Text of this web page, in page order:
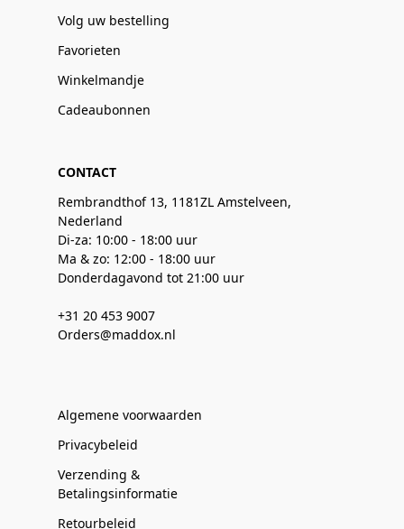
Volg uw bestelling
Favorieten
Winkelmandje
Cadeaubonnen
CONTACT
Rembrandthof 13, 1181ZL Amstelveen,
Nederland
Di-za: 10:00 - 18:00 uur
Ma & zo: 12:00 - 18:00 uur
Donderdagavond tot 21:00 uur
+31 20 453 9007
Orders@maddox.nl
Algemene voorwaarden
Privacybeleid
Verzending &
Betalingsinformatie
Retourbeleid